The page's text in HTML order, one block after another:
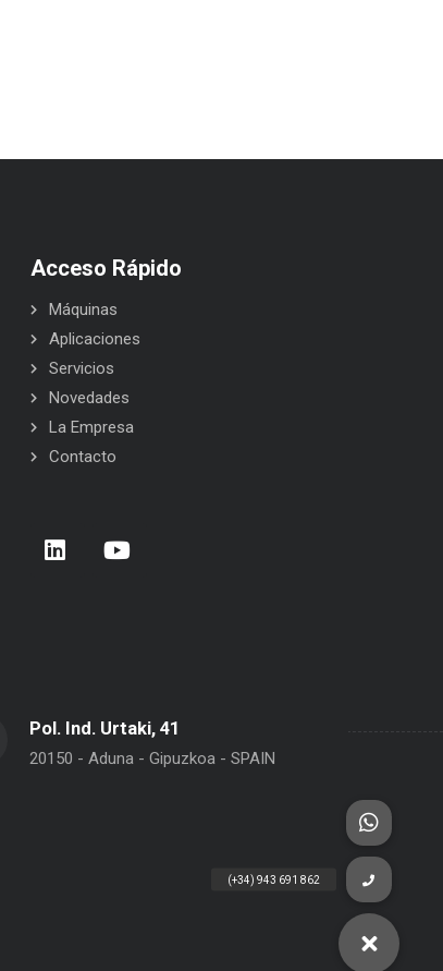
San Sebastián
Acceso Rápido
Máquinas
Aplicaciones
Servicios
Novedades
La Empresa
Contacto
Pol. Ind. Urtaki, 41
20150 - Aduna - Gipuzkoa - SPAIN